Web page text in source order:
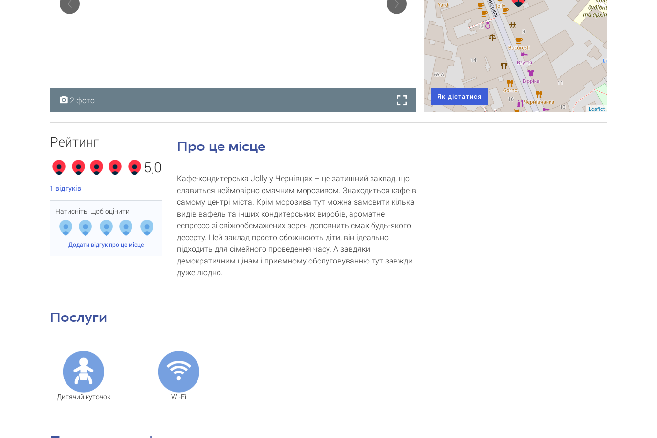
2 фото
2 фото
Leaflet
Як дістатися
Рейтинг
5,0
1 відгуків
Натисніть, щоб оцінити
Додати відгук про це місце
Про це місце
Кафе-кондитерська Jolly у Чернівцях – це затишний заклад, що
славиться неймовірно смачним морозивом. Знаходиться кафе в
самому центрі міста. Крім морозива тут можна замовити кілька
видів вафель та інших кондитерських виробів, ароматне
еспрессо зі свіжообсмажених зерен доповнить смак будь-якого
десерту. Цей заклад просто обожнюють діти, він ідеально
підходить для сімейного проведення часу. А завдяки
демократичним цінам і приємному обслуговуванню тут завжди
дуже людно.
Послуги
Дитячий куточок Wi-Fi